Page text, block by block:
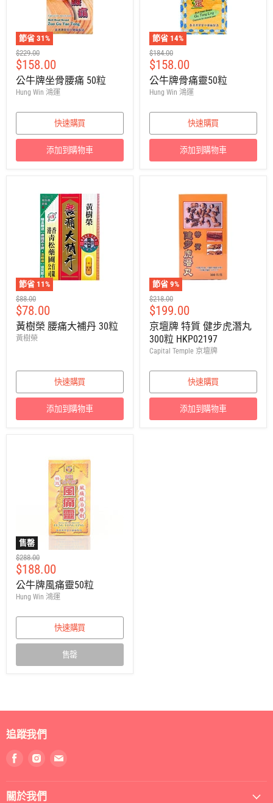
節省 31%
建
議
零
售
價
$229.00
售
價
$158.00
公牛牌坐骨腰痛 50粒
Hung Win 鴻運
快速購買
添加到購物車
節省 14%
建
議
零
售
價
$184.00
售
價
$158.00
公牛牌骨痛靈50粒
Hung Win 鴻運
快速購買
添加到購物車
節省 11%
建
議
零
售
價
$88.00
售
價
$78.00
黃樹榮 腰痛大補丹 30粒
黃樹榮
快速購買
添加到購物車
節省 9%
建
議
零
售
價
$218.00
售
價
$199.00
京壇牌 特質 健步虎潛丸
300粒 HKP02197
Capital Temple 京壇牌
快速購買
添加到購物車
售罄
建
議
零
售
價
$288.00
售
價
$188.00
公牛牌風痛靈50粒
Hung Win 鴻運
快速購買
售罄
追蹤我們
們
們
關於我們